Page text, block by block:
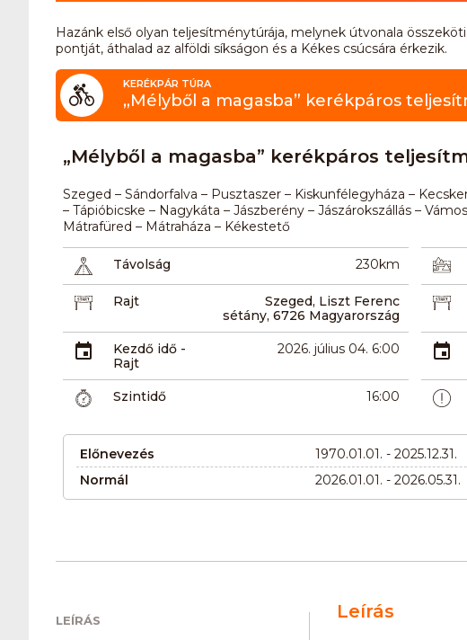
Hazánk első olyan teljesítménytúrája, melynek útvonala
pontját, áthalad az alföldi síkságon és a Kékes csúcsára érkezik.
KERÉKPÁR TÚRA
„Mélyből a magasba” kerékpáros
„Mélyből a magasba” kerékpáros
Szeged – Sándorfalva – Pusztaszer – Kiskunfélegyháza –
– Tápióbicske – Nagykáta – Jászberény – Jászárokszállás –
Mátrafüred – Mátraháza – Kékestető
Távolság 230km
Rajt
Szeged, Liszt Ferenc
sétány, 6726 Magyarország
Kezdő idő -
Rajt
2026. július 04. 6:00
Szintidő 16:00
Előnevezés
1970.01.01. - 2025.12.31.
Normál
2026.01.01. - 2026.05.31.
LEÍRÁS Leírás